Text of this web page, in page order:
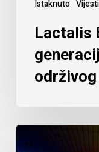
Istaknuto Vijesti
Lactalis
održivog